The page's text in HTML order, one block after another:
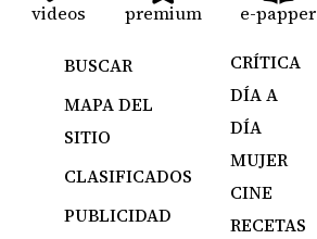
videos premium e-papper
BUSCAR
MAPA DEL
SITIO
CLASIFICADOS
PUBLICIDAD
CRÍTICA
DÍA A
DÍA
MUJER
CINE
RECETAS